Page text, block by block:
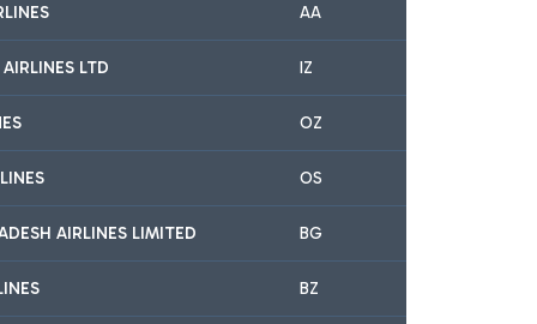
AA
LTD IZ
OZ
OS
AIRLINES LIMITED BG
BZ